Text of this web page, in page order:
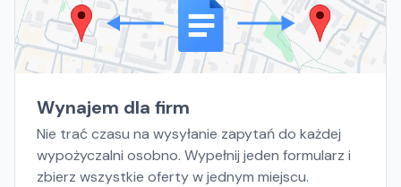
Wynajem dla firm
Nie trać czasu na wysyłanie zapytań do każdej
wypożyczalni osobno. Wypełnij jeden formularz i
zbierz wszystkie oferty w jednym miejscu.